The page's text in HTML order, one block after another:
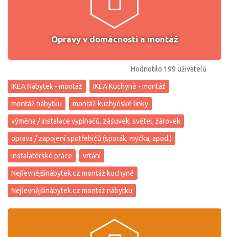
Opravy v domácnosti a montáž
Hodnotilo 199 uživatelů
IKEA Nábytek - montáž IKEA Kuchyně - montáž
montáž nábytku montáž kuchyňské linky
výměna / instalace vypínačů, zásuvek, světel, žárovek
oprava / zapojení spotřebičů (sporák, myčka, apod.)
instalatérské práce vrtání
Nejlevnějšínábytek.cz montáž kuchyně
Nejlevnějšínábytek.cz montáž nábytku